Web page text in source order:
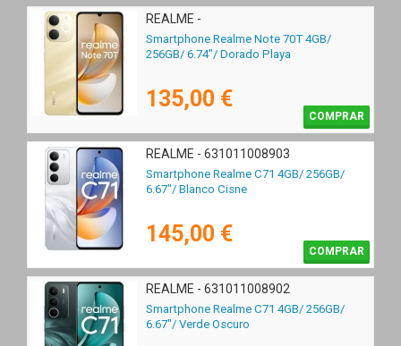
REALME -
Smartphone Realme Note 70T 4GB/
256GB/ 6.74"/ Dorado Playa
135,00 €
COMPRAR
REALME - 631011008903
Smartphone Realme C71 4GB/ 256GB/
6.67"/ Blanco Cisne
145,00 €
COMPRAR
REALME - 631011008902
Smartphone Realme C71 4GB/ 256GB/
6.67"/ Verde Oscuro